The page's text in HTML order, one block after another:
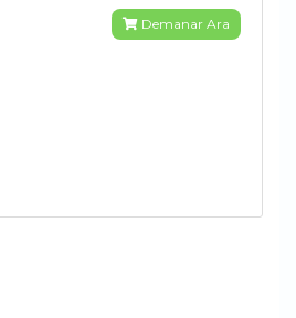
Demanar Ara